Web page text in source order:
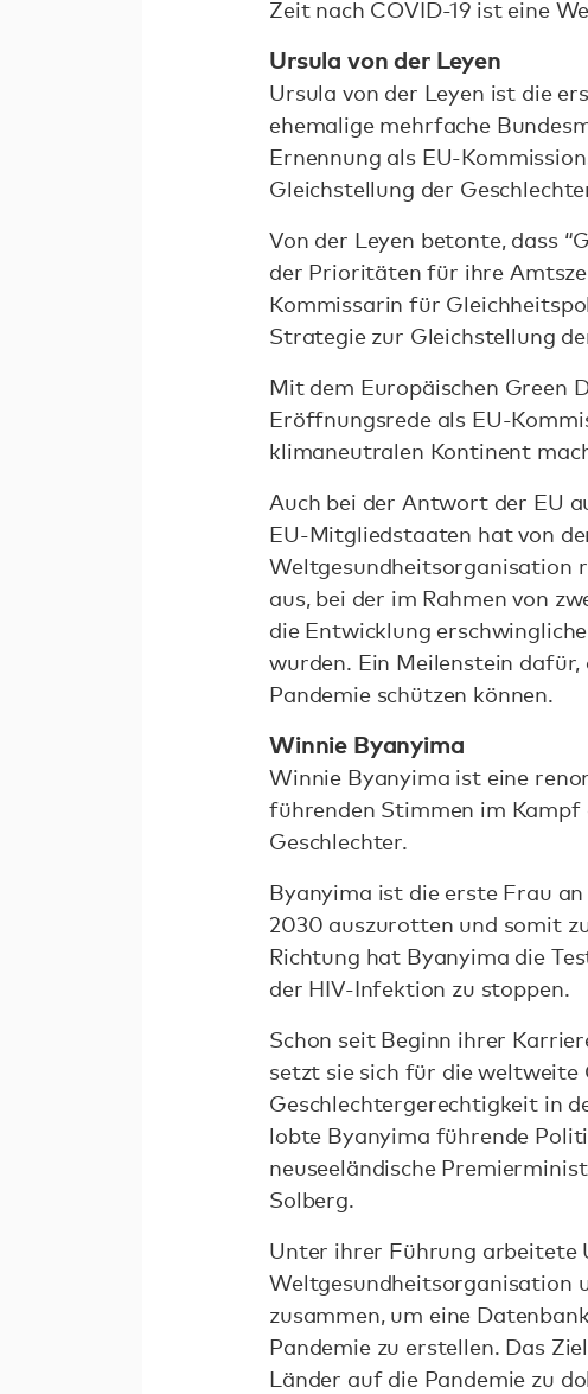
Zeit nach COVID-19 ist eine
Ursula von der Leyen
Ursula von der Leyen ist die
ehemalige mehrfache
Ernennung als EU-
Gleichstellung der
Von der Leyen betonte, dass
der Prioritäten für ihre
Kommissarin für
Strategie zur Gleichstellung
Mit dem Europäischen Green
Eröffnungsrede als EU-
klimaneutralen Kontinent
Auch bei der Antwort der EU
EU-Mitgliedstaaten hat von
Weltgesundheitsorganisation
aus, bei der im Rahmen von
die Entwicklung
wurden. Ein Meilenstein dafür,
Pandemie schützen können.
Winnie Byanyima
Winnie Byanyima ist eine
führenden Stimmen im Kampf
Geschlechter.
Byanyima ist die erste Frau
2030 auszurotten und somit
Richtung hat Byanyima die
der HIV-Infektion zu stoppen.
Schon seit Beginn ihrer
setzt sie sich für die weltweite
Geschlechtergerechtigkeit in
lobte Byanyima führende
neuseeländische
Solberg.
Unter ihrer Führung arbeitete
Weltgesundheitsorganisation
zusammen, um eine
Pandemie zu erstellen. Das
Länder auf die Pandemie zu